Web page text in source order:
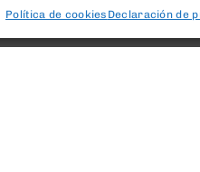
Política de cookies Declaración de
Sobre